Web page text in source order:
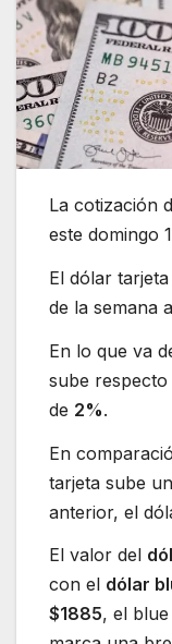
La cotización
este domingo
El dólar
de la semana
En lo que va
sube
de 2%.
En
tarjeta sube un
anterior, el
El valor del
con el dólar
$1885, el